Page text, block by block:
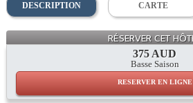
DESCRIPTION CARTE
RÉSERVER CET
375 AUD
Basse Saison
RESERVER EN LIGNE